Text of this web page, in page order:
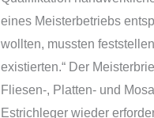
eines Meisterbetriebs
wollten, mussten
existierten.“ Der
Fliesen-, Platten- und
Estrichleger wieder